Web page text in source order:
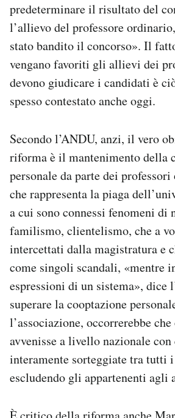
predeterminare il risultato del
l’allievo del professore
stato bandito il concorso». Il
vengano favoriti gli allievi dei
devono giudicare i candidati è
spesso contestato anche oggi.
Secondo l’ANDU, anzi, il vero
riforma è il mantenimento della
personale da parte dei
che rappresenta la piaga
a cui sono connessi fenomeni di
familismo, clientelismo, che a
intercettati dalla magistratura e
come singoli scandali, «mentre
espressioni di un sistema», dice
superare la cooptazione
l’associazione, occorrerebbe
avvenisse a livello nazionale
interamente sorteggiate tra tutti
escludendo gli appartenenti agli